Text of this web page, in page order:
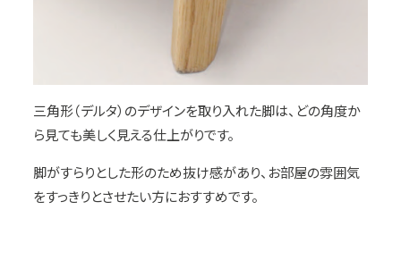
三角形（デルタ）のデザインを取り入れた脚は、どの角度か
ら見ても美しく見える仕上がりです。
脚がすらりとした形のため抜け感があり、お部屋の雰囲気
をすっきりとさせたい方におすすめです。